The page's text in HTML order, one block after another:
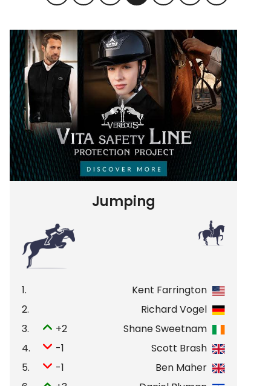
Jumping
1.
Kent Farrington
2.
Richard Vogel
3.
+2
Shane Sweetnam
4.
-1
Scott Brash
5.
-1
Ben Maher